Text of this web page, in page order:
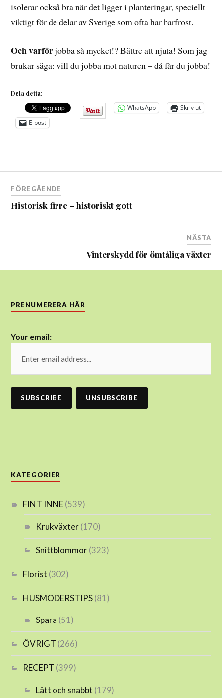
isolerar också bra när det ligger i planteringar, speciellt
viktigt för de delar av Sverige som ofta har barfrost.
Och varförjobba så mycket!? Bättre att njuta! Som jag
brukar säga: vill du jobba mot naturen – då får du jobba!
Dela detta:
WhatsApp
Skriv ut
E-post
Inläggsnavigering
FÖREGÅENDE
Historisk firre – historiskt gott
NÄSTA
Vinterskydd för ömtåliga växter
PRENUMERERA HÄR
Your email:
KATEGORIER
FINT INNE(539)
Krukväxter(170)
Snittblommor(323)
Florist (302)
HUSMODERSTIPS(81)
Spara (51)
ÖVRIGT (266)
RECEPT (399)
Lätt och snabbt (179)